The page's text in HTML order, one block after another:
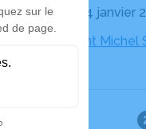
Le jeudi 14 janvier
Église Saint